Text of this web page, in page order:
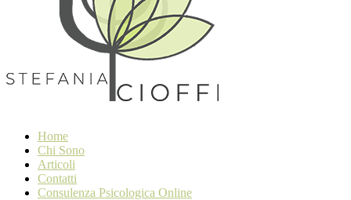
Home
Chi Sono
Articoli
Contatti
Consulenza Psicologica Online